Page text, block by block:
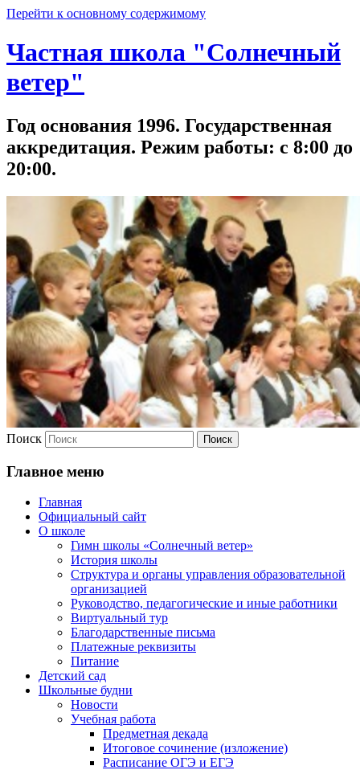
Перейти к основному содержимому
Частная школа "Солнечный
ветер"
Год основания 1996. Государственная
аккредитация. Режим работы: с 8:00 до
20:00.
Поиск
Главное меню
Главная
Официальный сайт
О школе
Гимн школы «Солнечный ветер»
История школы
Структура и органы управления образовательной
организацией
Руководство, педагогические и иные работники
Виртуальный тур
Благодарственные письма
Платежные реквизиты
Питание
Детский сад
Школьные будни
Новости
Учебная работа
Предметная декада
Итоговое сочинение (изложение)
Расписание ОГЭ и ЕГЭ